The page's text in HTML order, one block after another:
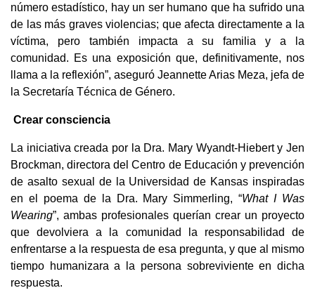
número estadístico, hay un ser humano que ha sufrido una
de las más graves violencias; que afecta directamente a la
víctima, pero también impacta a su familia y a la
comunidad. Es una exposición que, definitivamente, nos
llama a la reflexión”, aseguró Jeannette Arias Meza, jefa de
la Secretaría Técnica de Género.
Crear consciencia
La iniciativa creada por la Dra. Mary Wyandt-Hiebert y Jen
Brockman, directora del Centro de Educación y prevención
de asalto sexual de la Universidad de Kansas inspiradas
en el poema de la Dra. Mary Simmerling, “What I Was
Wearing”, ambas profesionales querían crear un proyecto
que devolviera a la comunidad la responsabilidad de
enfrentarse a la respuesta de esa pregunta, y que al mismo
tiempo humanizara a la persona sobreviviente en dicha
respuesta.